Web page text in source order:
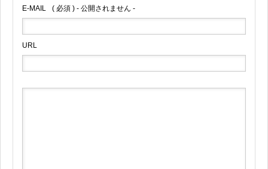
E-MAIL ( 必須 ) - 公開されません -
URL